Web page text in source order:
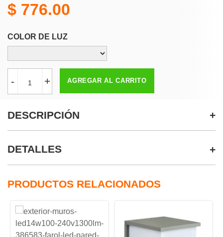
776.00
COLOR DE LUZ
- + AGREGAR AL CARRITO
DESCRIPCIÓN
DETALLES
PRODUCTOS RELACIONADOS